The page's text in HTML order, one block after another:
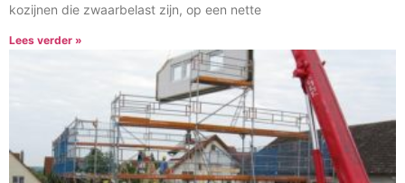
kozijnen die zwaarbelast zijn, op een nette
Lees verder »